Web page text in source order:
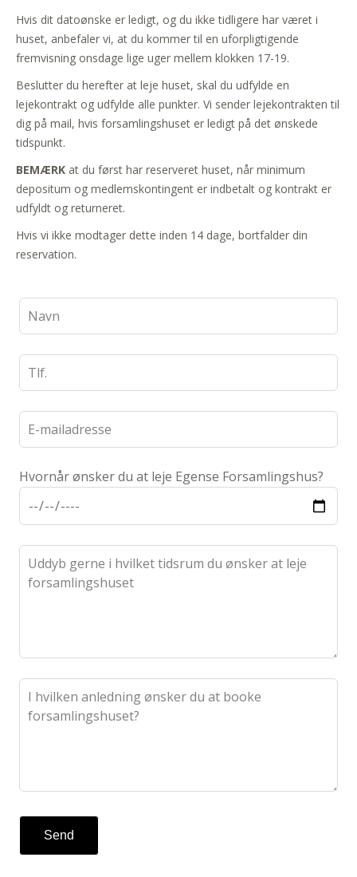
Hvis dit datoønske er ledigt, og du ikke tidligere har været i
huset, anbefaler vi, at du kommer til en uforpligtigende
fremvisning onsdage lige uger mellem klokken 17-19.
Beslutter du herefter at leje huset, skal du udfylde en
lejekontrakt og udfylde alle punkter. Vi sender lejekontrakten til
dig på mail, hvis forsamlingshuset er ledigt på det ønskede
tidspunkt.
BEMÆRK at du først har reserveret huset, når minimum
depositum og medlemskontingent er indbetalt og kontrakt er
udfyldt og returneret.
Hvis vi ikke modtager dette inden 14 dage, bortfalder din
reservation.
Leave
this
blank
Hvornår ønsker du at leje Egense Forsamlingshus?
Send